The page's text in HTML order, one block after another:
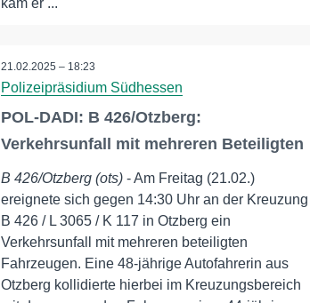
kam er ...
21.02.2025 – 18:23
Polizeipräsidium Südhessen
POL-DADI: B 426/Otzberg:
Verkehrsunfall mit mehreren Beteiligten
B 426/Otzberg (ots)- Am Freitag (21.02.)
ereignete sich gegen 14:30 Uhr an der Kreuzung
B 426 / L 3065 / K 117 in Otzberg ein
Verkehrsunfall mit mehreren beteiligten
Fahrzeugen. Eine 48-jährige Autofahrerin aus
Otzberg kollidierte hierbei im Kreuzungsbereich